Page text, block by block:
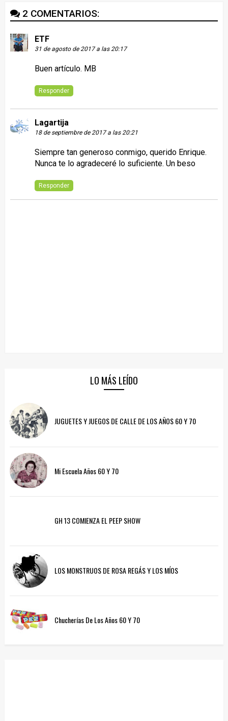
2 COMENTARIOS:
ETF
31 de agosto de 2017 a las 20:17
Buen artículo. MB
Responder
Lagartija
18 de septiembre de 2017 a las 20:21
Siempre tan generoso conmigo, querido Enrique.
Nunca te lo agradeceré lo suficiente. Un beso
Responder
LO MÁS LEÍDO
JUGUETES Y JUEGOS DE CALLE DE LOS AÑOS 60 Y 70
Mi Escuela Años 60 Y 70
GH 13 COMIENZA EL PEEP SHOW
LOS MONSTRUOS DE ROSA REGÁS Y LOS MÍOS
Chucherías De Los Años 60 Y 70